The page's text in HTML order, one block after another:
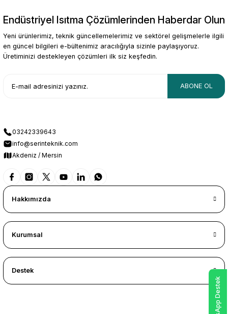
Gönder
Endüstriyel Isıtma Çözümlerinden Haberdar Olun
Yeni ürünlerimiz, teknik güncellemelerimiz ve sektörel gelişmelerle ilgili
en güncel bilgileri e-bültenimiz aracılığıyla sizinle paylaşıyoruz.
Üretiminizi destekleyen çözümleri ilk siz keşfedin.
ABONE OL
03242339643
info@serinteknik.com
Akdeniz / Mersin
Hakkımızda
Kurumsal
Destek